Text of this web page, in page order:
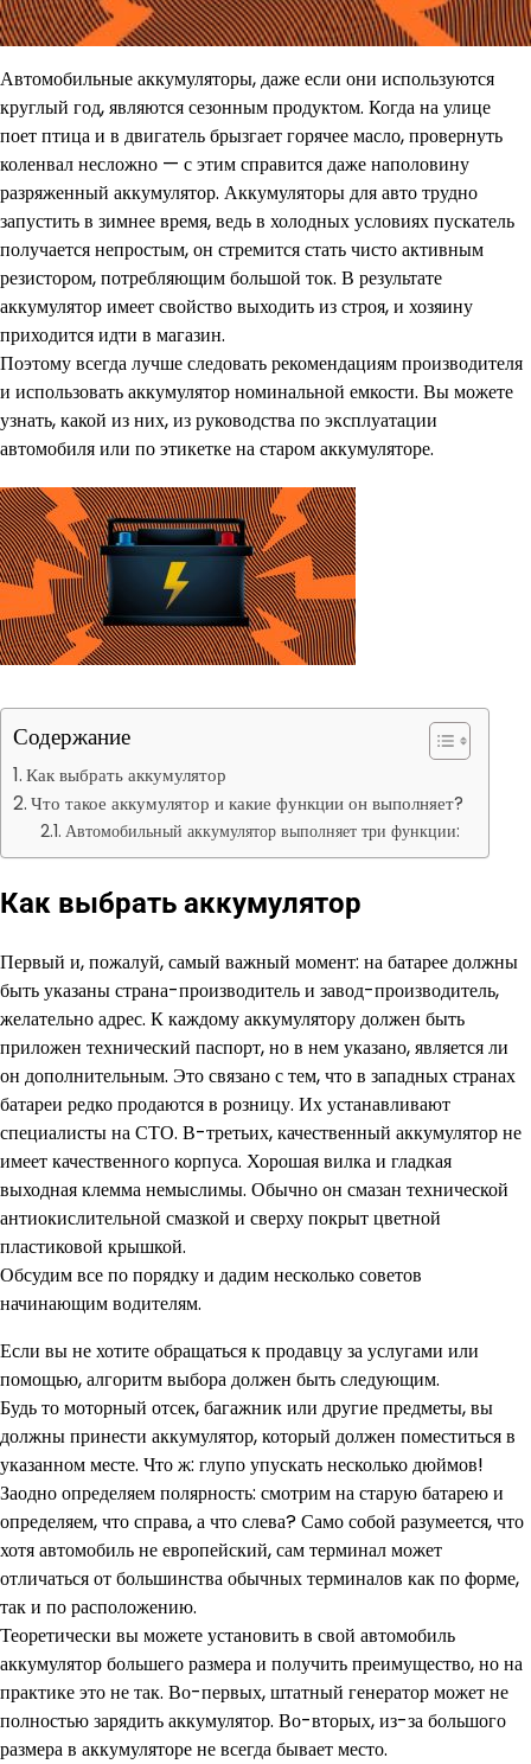
Автомобильные аккумуляторы, даже если они используются
круглый год, являются сезонным продуктом. Когда на улице
поет птица и в двигатель брызгает горячее масло, провернуть
коленвал несложно — с этим справится даже наполовину
разряженный аккумулятор. Аккумуляторы для авто трудно
запустить в зимнее время, ведь в холодных условиях пускатель
получается непростым, он стремится стать чисто активным
резистором, потребляющим большой ток. В результате
аккумулятор имеет свойство выходить из строя, и хозяину
приходится идти в магазин.
Поэтому всегда лучше следовать рекомендациям производителя
и использовать аккумулятор номинальной емкости. Вы можете
узнать, какой из них, из руководства по эксплуатации
автомобиля или по этикетке на старом аккумуляторе.
Содержание
Как выбрать аккумулятор
Что такое аккумулятор и какие функции он выполняет?
Автомобильный аккумулятор выполняет три функции:
Как выбрать аккумулятор
Первый и, пожалуй, самый важный момент: на батарее должны
быть указаны страна-производитель и завод-производитель,
желательно адрес. К каждому аккумулятору должен быть
приложен технический паспорт, но в нем указано, является ли
он дополнительным. Это связано с тем, что в западных странах
батареи редко продаются в розницу. Их устанавливают
специалисты на СТО. В-третьих, качественный аккумулятор не
имеет качественного корпуса. Хорошая вилка и гладкая
выходная клемма немыслимы. Обычно он смазан технической
антиокислительной смазкой и сверху покрыт цветной
пластиковой крышкой.
Обсудим все по порядку и дадим несколько советов
начинающим водителям.
Если вы не хотите обращаться к продавцу за услугами или
помощью, алгоритм выбора должен быть следующим.
Будь то моторный отсек, багажник или другие предметы, вы
должны принести аккумулятор, который должен поместиться в
указанном месте. Что ж: глупо упускать несколько дюймов!
Заодно определяем полярность: смотрим на старую батарею и
определяем, что справа, а что слева? Само собой разумеется, что
хотя автомобиль не европейский, сам терминал может
отличаться от большинства обычных терминалов как по форме,
так и по расположению.
Теоретически вы можете установить в свой автомобиль
аккумулятор большего размера и получить преимущество, но на
практике это не так. Во-первых, штатный генератор может не
полностью зарядить аккумулятор. Во-вторых, из-за большого
размера в аккумуляторе не всегда бывает место.